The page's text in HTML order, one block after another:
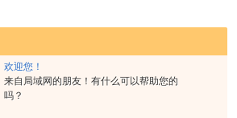
欢迎您！
来自局域网的朋友！有什么可以帮助您的
吗？
点测定仪
显示。